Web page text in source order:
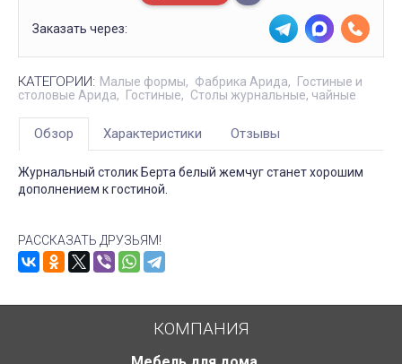
Заказать через:
КАТЕГОРИИ: Малые формы Фабрика Арида
Гостиные и
столовые Арида
Гостиные Столы журнальные, чайные
Обзор Характеристики Отзывы
Журнальный столик Берта белый жемчуг станет хорошим
дополнением к гостиной.
РАССКАЗАТЬ ДРУЗЬЯМ!
КОМПАНИЯ